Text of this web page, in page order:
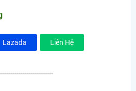
Lazada Liên Hệ